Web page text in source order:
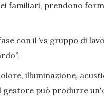
familiari, prendono
con il Vs gruppo di
illuminazione,
gestore può produrre